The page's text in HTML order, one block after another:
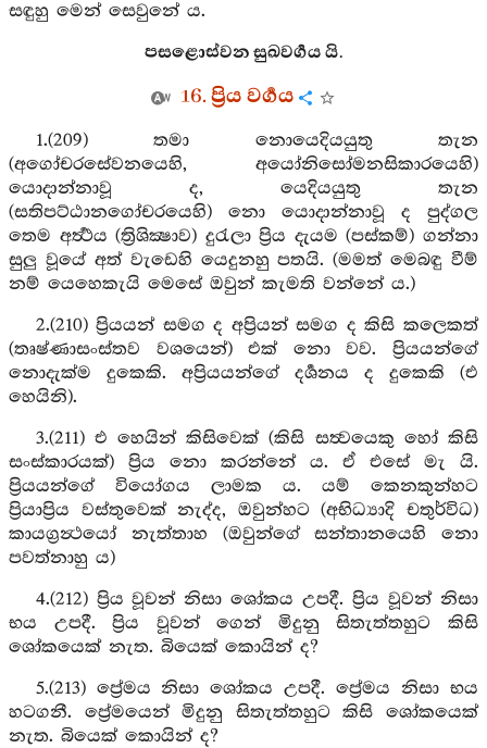
සඳුහු මෙන් සෙවුනේ ය.
පසළොස්වන සුඛවර්‍ගය යි.
16. ප්‍රිය වර්‍ගය
1.(209) තමා නොයෙදියයුතු තැන
(අගෝචරසේවනයෙහි, අයෝනිසෝමනසිකාරයෙහි)
යොදාන්නාවූ ද, යෙදියයුතු තැන
(සතිපට්ඨානගෝචරයෙහි) නො යොදාන්නාවූ ද පුද්ගල
තෙම අර්‍ත්‍ථය (ත්‍රිශික්‍ෂාව) දුරැලා ප්‍රිය දැයම (පස්කම්) ගන්නා
සුලු වූයේ අත් වැඩෙහි යෙදුනහු පතයි. (මමත් මෙබඳු වීම්
නම් යෙහෙකැයි මෙසේ ඔවුන් කැමති වන්නේ ය.)
2.(210) ප්‍රියයන් සමග ද අප්‍රියන් සමග ද කිසි කලෙකත්
(තෘෂ්ණාසංස්තව වශයෙන්) එක් නො වව. ප්‍රියයන්ගේ
නොදැක්ම දුකෙකි. අප්‍රියයන්ගේ දර්‍ශනය ද දුකෙකි (එ
හෙයිනි).
3.(211) එ හෙයින් කිසිවෙක් (කිසි සත්‍වයෙකු හෝ කිසි
සංස්කාරයක්) ප්‍රිය නො කරන්නේ ය. ඒ එසේ මැ යි.
ප්‍රියයන්ගේ වියෝගය ලාමක ය. යම් කෙනකුන්හට
ප්‍රියාප්‍රිය වස්තුවෙක් නැද්ද, ඔවුන්හට (අභිධ්‍යාදි චතුර්විධ)
කායග්‍රන්‍ථයෝ නැත්තාහ (ඔවුන්ගේ සන්තානයෙහි නො
පවත්නාහු ය)
4.(212) ප්‍රිය වූවන් නිසා ශෝකය උපදී. ප්‍රිය වූවන් නිසා
භය උපදී. ප්‍රිය වූවන් ගෙන් මිදුනු සිතැත්තහුට කිසි
ශෝකයෙක් නැත. බියෙක් කොයින් ද?
5.(213) ප්‍රේමය නිසා ශෝකය උපදී. ප්‍රේමය නිසා භය
හටගනී. ප්‍රේමයෙන් මිදුනු සිතැත්තහුට කිසි ශෝකයෙක්
නැත. බියෙක් කොයින් ද?